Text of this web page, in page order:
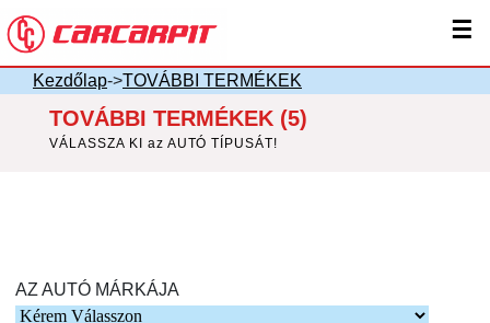
☰
Kezdőlap->TOVÁBBI TERMÉKEK
TOVÁBBI TERMÉKEK (5)
VÁLASSZA KI az AUTÓ TÍPUSÁT!
AZ AUTÓ MÁRKÁJA